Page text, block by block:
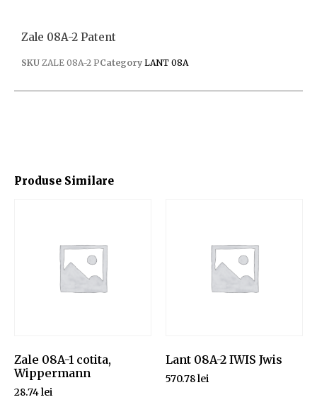
Produse Similare
Zale 08A-1 cotita,
Wippermann
28.74lei
Lant 08A-2 IWIS Jwis
570.78lei
Zale 08A-2 Patent
SKU ZALE 08A-2 PCategory LANT 08A